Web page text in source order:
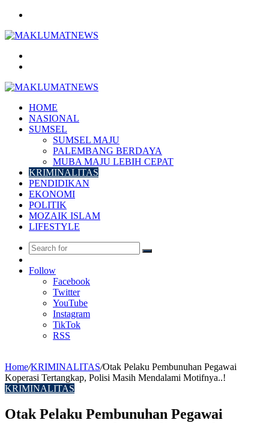
HOME
NASIONAL
SUMSEL
SUMSEL MAJU
PALEMBANG BERDAYA
MUBA MAJU LEBIH CEPAT
KRIMINALITAS
PENDIDIKAN
EKONOMI
POLITIK
MOZAIK ISLAM
LIFESTYLE
Search
Article
Follow
Facebook
Twitter
YouTube
Instagram
TikTok
RSS
Home/KRIMINALITAS/Otak Pelaku Pembunuhan Pegawai
Koperasi Tertangkap, Polisi Masih Mendalami Motifnya..!
KRIMINALITAS
Otak Pelaku Pembunuhan Pegawai